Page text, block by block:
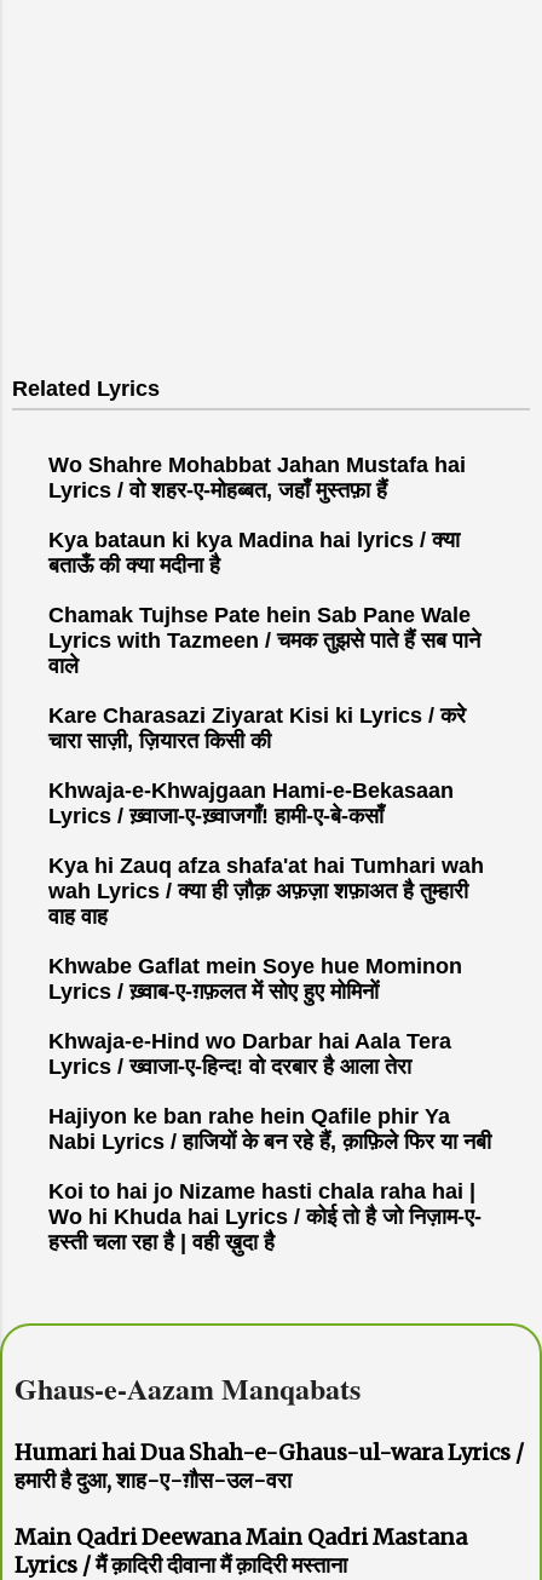
s
t
C
o
m
e
n
t
Related Lyrics
Wo Shahre Mohabbat Jahan Mustafa hai
Lyrics / वो शहर-ए-मोहब्बत, जहाँ मुस्तफ़ा हैं
Kya bataun ki kya Madina hai lyrics / क्या
बताऊँ की क्या मदीना है
Chamak Tujhse Pate hein Sab Pane Wale
Lyrics with Tazmeen / चमक तुझसे पाते हैं सब पाने
वाले
Kare Charasazi Ziyarat Kisi ki Lyrics / करे
चारा साज़ी, ज़ियारत किसी की
Khwaja-e-Khwajgaan Hami-e-Bekasaan
Lyrics / ख़्वाजा-ए-ख़्वाजगाँ! हामी-ए-बे-कसाँ
Kya hi Zauq afza shafa'at hai Tumhari wah
wah Lyrics / क्या ही ज़ौक़ अफ़ज़ा शफ़ाअत है तुम्हारी
वाह वाह
Khwabe Gaflat mein Soye hue Mominon
Lyrics / ख़्वाब-ए-ग़फ़लत में सोए हुए मोमिनों
Khwaja-e-Hind wo Darbar hai Aala Tera
Lyrics / ख्वाजा-ए-हिन्द! वो दरबार है आला तेरा
Hajiyon ke ban rahe hein Qafile phir Ya
Nabi Lyrics / हाजियों के बन रहे हैं, क़ाफ़िले फिर या नबी
Koi to hai jo Nizame hasti chala raha hai |
Wo hi Khuda hai Lyrics / कोई तो है जो निज़ाम-ए-
हस्ती चला रहा है | वही ख़ुदा है
Ghaus-e-Aazam Manqabats
Humari hai Dua Shah-e-Ghaus-ul-wara Lyrics /
हमारी है दुआ, शाह-ए-ग़ौस-उल-वरा
Main Qadri Deewana Main Qadri Mastana
Lyrics / मैं क़ादिरी दीवाना मैं क़ादिरी मस्ताना